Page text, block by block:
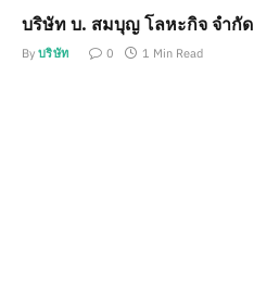
บริษัท บ. สมบุญ โลหะกิจ จำกัด
By บริษัท 0 1 Min Read